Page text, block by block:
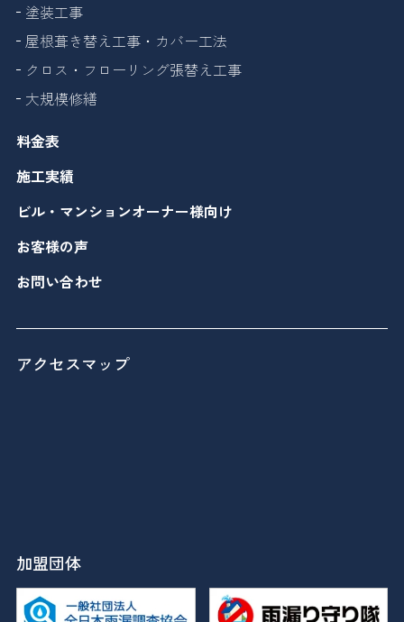
塗装工事
屋根葺き替え工事・カバー工法
クロス・フローリング張替え工事
大規模修繕
料金表
施工実績
ビル・マンションオーナー様向け
お客様の声
お問い合わせ
アクセスマップ
加盟団体